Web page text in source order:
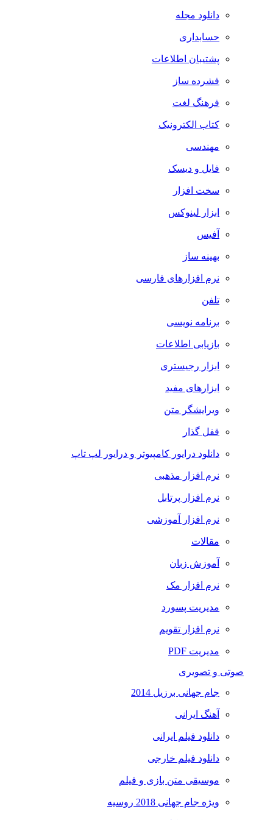
دانلود مجله
حسابداری
پشتیبان اطلاعات
فشرده ساز
فرهنگ لغت
کتاب الکترونیک
مهندسی
فایل و دیسک
سخت افزار
ابزار لینوکس
آفیس
بهینه ساز
نرم افزارهای فارسی
تلفن
برنامه نویسی
بازیابی اطلاعات
ابزار رجیستری
ابزارهای مفید
ویرایشگر متن
قفل گذار
دانلود درایور کامپیوتر و درایور لپ تاپ
نرم افزار مذهبی
نرم افزار پرتابل
نرم افزار آموزشی
مقالات
آموزش زبان
نرم افزار مک
مدیریت پسورد
نرم افزار تقویم
مدیریت PDF
صوتی و تصویری
جام جهانی برزیل 2014
آهنگ ایرانی
دانلود فیلم ایرانی
دانلود فیلم خارجی
موسیقی متن بازی و فیلم
ویژه جام جهانی 2018 روسیه